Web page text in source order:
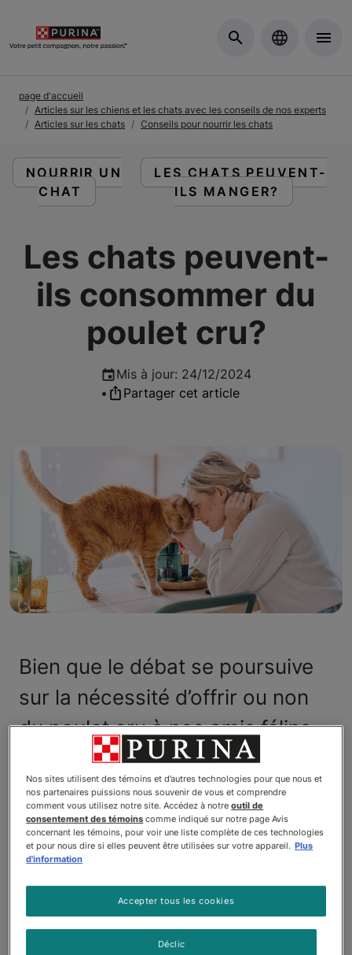
page d'accueil
Articles sur les chiens et les chats avec les conseils de nos experts
Articles sur les chats
Conseils pour nourrir les chats
LIRE DES ARTICLES À PROPOS DE :
NOURRIR UN
CHAT
LIRE DES ARTICLES À
LES CHATS PEUVENT-
ILS MANGER?
Les chats peuvent-
ils consommer du
poulet cru?
Mis à jour: 24/12/2024
•
Partager cet article
Bien que le débat se poursuive
sur la nécessité d’offrir ou non
du poulet cru à nos amis félins,
nous avons élaboré un guide
pratique énumérant les
avantages et les risques d’offrir
de la viande crue à votre chat.
La nourriture crue pour chats est un sujet
controversé. Voici les avantages et les
inconvénients identifiés lorsqu’on tient compte des
deux côtés de la médaille; il n’est pas étonnant que
Nos sites utilisent des témoins et d’autres technologies pour que nous et
nos partenaires puissions nous souvenir de vous et comprendre
comment vous utilisez notre site. Accédez à notreoutil de
consentement des témoins comme indiqué sur notre page Avis
concernant les témoins, pour voir une liste complète de ces technologies
et pour nous dire si elles peuvent être utilisées sur votre appareil. Plus
d'information
Déclic
Accepter tous les cookies